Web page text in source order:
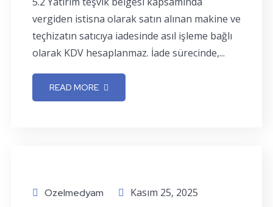
vergiden istisna olarak satın alınan makine ve
teçhizatın satıcıya iadesinde asıl işleme bağlı
olarak KDV hesaplanmaz. İade sürecinde,...
READ MORE
Ozelmedyam Kasım 25, 2025